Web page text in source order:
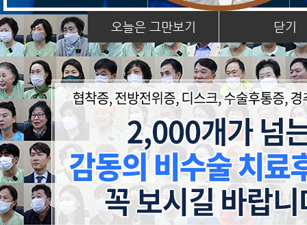
오늘은 그만보기 닫기